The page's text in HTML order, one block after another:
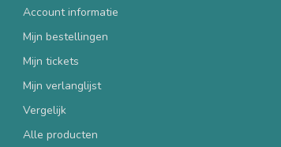
Account informatie
Mijn bestellingen
Mijn tickets
Mijn verlanglijst
Vergelijk
Alle producten